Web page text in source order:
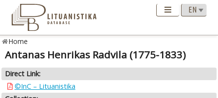
Home
Antanas Henrikas Radvila (1775-1833)
Direct Link:
©InC – Lituanistika